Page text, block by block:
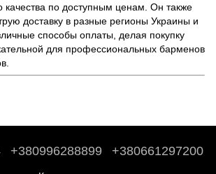
качества по доступным ценам. Он также
доставку в разные регионы Украины и
способы оплаты, делая покупку
для профессиональных барменов
+380996288899 +380661297200